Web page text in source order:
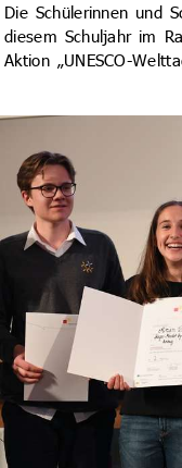
Die Schülerinnen und
diesem Schuljahr im
Aktion „UNESCO-